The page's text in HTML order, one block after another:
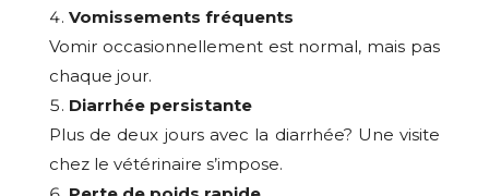
Vomissements fréquents
Vomir occasionnellement est normal, mais pas
chaque jour.
Diarrhée persistante
Plus de deux jours avec la diarrhée? Une visite
chez le vétérinaire s’impose.